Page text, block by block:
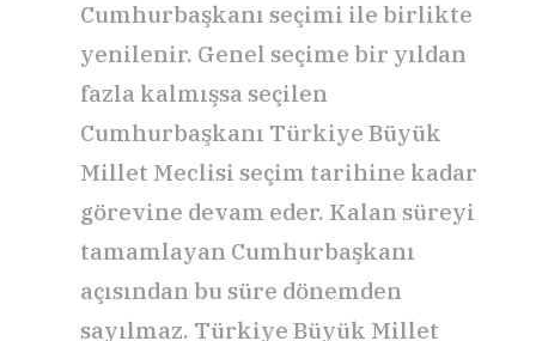
Cumhurbaşkanı seçimi ile birlikte
yenilenir. Genel seçime bir yıldan
fazla kalmışsa seçilen
Cumhurbaşkanı Türkiye Büyük
Millet Meclisi seçim tarihine kadar
görevine devam eder. Kalan süreyi
tamamlayan Cumhurbaşkanı
açısından bu süre dönemden
sayılmaz. Türkiye Büyük Millet